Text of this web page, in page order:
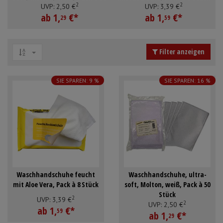
Schürzen
Mundpflege & Mundhygiene
Stück
UVP: 2,50 €2
ab 1,29 €*
UVP: 3,39 €2
ab 1,59 €*
Filter anzeigen
Waschhandschuhe feucht
mit Aloe Vera, Pack à 8 Stück
UVP: 3,39 €2
ab 1,59 €*
SIE SPAREN: 9 %
Waschhandschuhe, ultra-
soft, Molton, weiß, Pack à 50
Stück
UVP: 2,50 €2
ab 1,29 €*
SIE SPAREN: 16 %